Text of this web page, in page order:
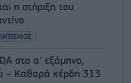
η στήριξη του
στο α' εξάμηνο,
– Καθαρά κέρδη 313